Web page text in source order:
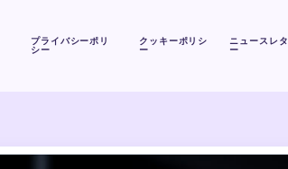
プライバシーポリ
シー
クッキーポリシ
ー
ニュースレタ
ー